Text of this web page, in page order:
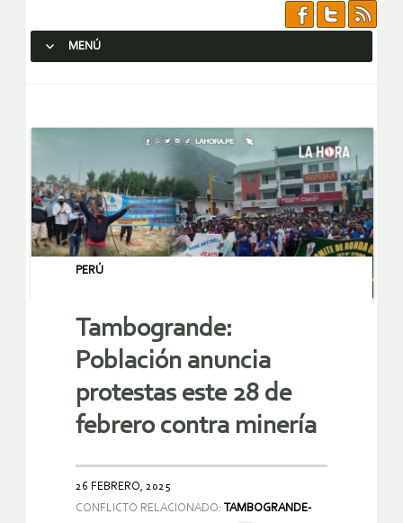
MENÚ
PERÚ
Tambogrande:
Población anuncia
protestas este 28 de
febrero contra minería
26 FEBRERO, 2025
CONFLICTO RELACIONADO:
TAMBOGRANDE-